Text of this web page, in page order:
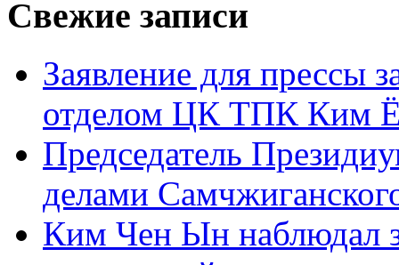
Свежие записи
Заявление для прессы
отделом ЦК ТПК Ким
Председатель
делами
Ким Чен Ын наблюдал